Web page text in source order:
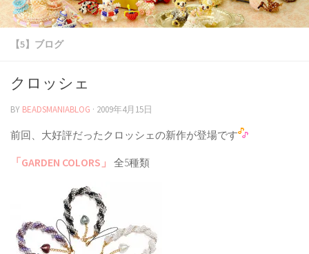
【5】ブログ
クロッシェ
BY BEADSMANIABLOG · 2009年4月15日
前回、大好評だったクロッシェの新作が登場です
「GARDEN COLORS」 全5種類